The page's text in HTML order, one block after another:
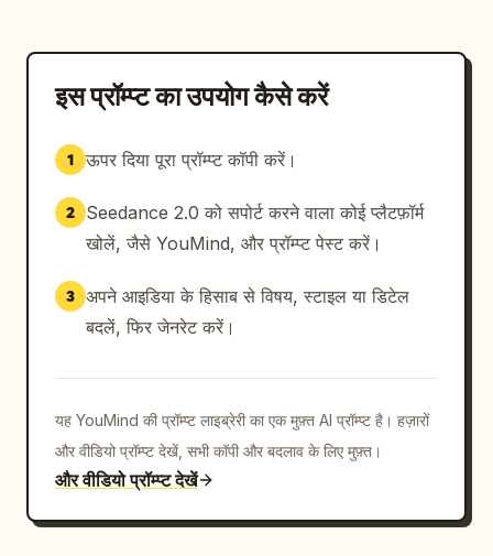
इस प्रॉम्प्ट का उपयोग कैसे करें
1 ऊपर दिया पूरा प्रॉम्प्ट कॉपी करें।
2
Seedance 2.0 को सपोर्ट करने वाला कोई प्लैटफ़ॉर्म
खोलें, जैसे YouMind, और प्रॉम्प्ट पेस्ट करें।
3 अपने आइडिया के हिसाब से विषय, स्टाइल या डिटेल
बदलें, फिर जेनरेट करें।
यह YouMind की प्रॉम्प्ट लाइब्रेरी का एक मुफ़्त AI प्रॉम्प्ट है। हज़ारों
और वीडियो प्रॉम्प्ट देखें, सभी कॉपी और बदलाव के लिए मुफ़्त।
और वीडियो प्रॉम्प्ट देखें